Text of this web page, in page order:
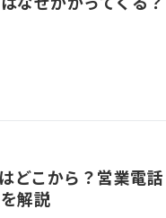
どこから？営業電話
解説